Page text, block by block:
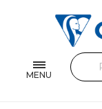
MENU
Feuilles & Copies
Beaux-arts &